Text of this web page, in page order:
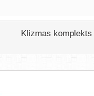
Klizmas komplekts